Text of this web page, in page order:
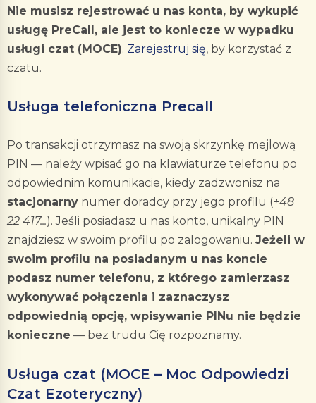
Nie musisz rejestrować u nas konta, by wykupić
usługę PreCall, ale jest to koniecze w wypadku
usługi czat (MOCE). Zarejestruj się, by korzystać z
czatu.
Usługa telefoniczna Precall
Po transakcji otrzymasz na swoją skrzynkę mejlową
PIN — należy wpisać go na klawiaturze telefonu po
odpowiednim komunikacie, kiedy zadzwonisz na
stacjonarny numer doradcy przy jego profilu (+48
22 417...). Jeśli posiadasz u nas konto, unikalny PIN
znajdziesz w swoim profilu po zalogowaniu. Jeżeli w
swoim profilu na posiadanym u nas koncie
podasz numer telefonu, z którego zamierzasz
wykonywać połączenia i zaznaczysz
odpowiednią opcję, wpisywanie PINu nie będzie
konieczne — bez trudu Cię rozpoznamy.
Usługa czat (MOCE – Moc Odpowiedzi
Czat Ezoteryczny)